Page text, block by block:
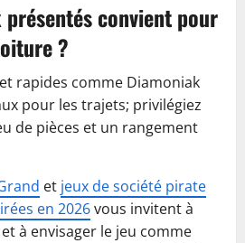
présentés convient pour
?
rapides comme Diamoniak
pour les trajets; privilégiez
de pièces et un rangement
et jeux de société pirate
en 2026vous invitent à
à envisager le jeu comme